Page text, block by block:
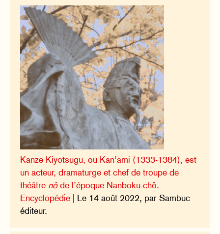
Kanze Kiyotsugu, ou Kan’ami (1333-1384), est
un acteur, dramaturge et chef de troupe de
théâtre nôde l’époque Nanboku-chô.
Encyclopédie | Le 14 août 2022, par Sambuc
éditeur.